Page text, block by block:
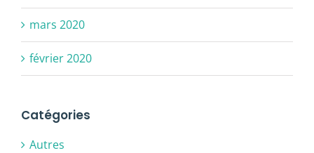
mars 2020
février 2020
Catégories
Autres